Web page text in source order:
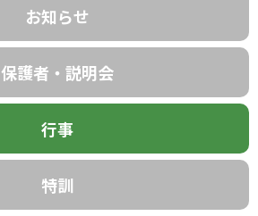
お知らせ
保護者・説明会
行事
特訓